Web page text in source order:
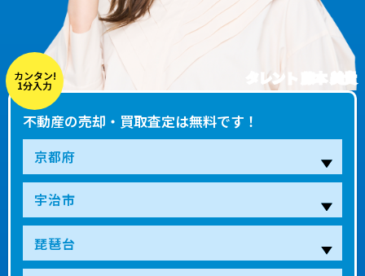
タレント 藤本 美貴
カンタン!
1分入力
不動産の売却・買取査定は無料です！